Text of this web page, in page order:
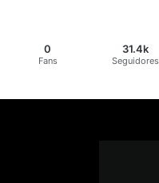
0
Fans
31.4k
Seguidores